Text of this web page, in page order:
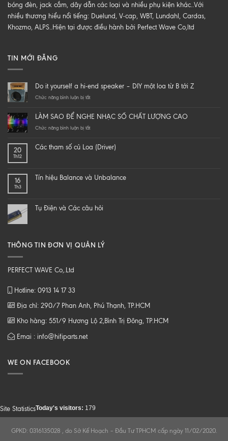
bóng đèn, jack cắm, dây dẫn các loại và nhiều phụ kiện khác..Với
nhiều thương hiểu nổi tiếng: Duelund, V-cap, WBT, Lundahl, Cardas,
Khozmo, ALPS..Hiện tại được điều hành bởi Perfect Wave Co,ltd
TIN MỚI ĐĂNG
Do it yourself a hi-end speaker – DIY một loa từ B tới Z
Chức năng bình luận bị tắtở
yourself
a
speaker
loa
Z
LÀM SAO ĐỂ NGHE NHẠC SỐ CHẤT LƯỢNG CAO
Chức năng bình luận bị tắtở
ĐỂ
CHẤT
20
Th12
Các tham số củ Loa (Driver)
16
Th3
Tín hiệu Balance và Unbalance
Tụ Điện và Các câu hỏi
THÔNG TIN ĐƠN VỊ QUẢN LÝ
PERFECT WAVE Co,.Ltd
Hotline: 0913 14 17 33
Địa chỉ: 290/7 Phan Anh, Phú Thạnh, TP.HCM
Kho hàng: 551/9 Hương Lộ 2,Bình Trị Đông, TP.HCM
Emai : info@hifiparts.net
WE ON FACEBOOK
Site StatisticsToday's visitors: 179
GPKD: 0316135028 , do Sở Kế Hoạch – Đầu Tư TPHCM cấp ngày 11/02/2020.